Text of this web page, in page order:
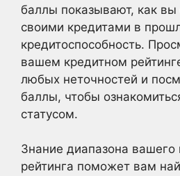
баллы показывают, как
своими кредитами в
кредитоспособность.
вашем кредитном
любых неточностей и
баллы, чтобы
статусом.
Знание диапазона вашего
рейтинга поможет вам